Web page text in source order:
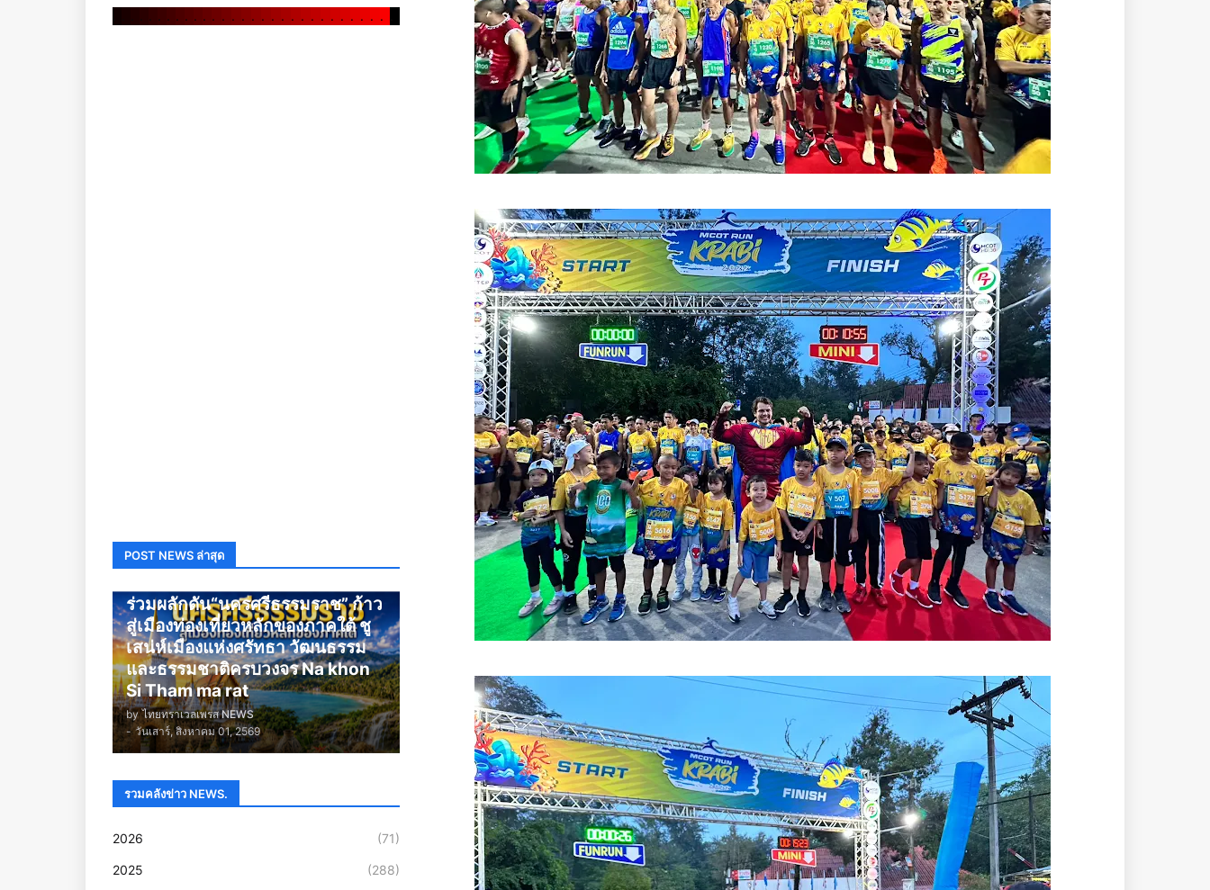
. . . . . . . . . . . . . . . . . . . . . . . . . .
POST NEWS ล่าสุด
ร่วมผลักดัน“นครศรีธรรมราช” ก้าว
สู่เมืองท่องเที่ยวหลักของภาคใต้ ชู
เสน่ห์เมืองแห่งศรัทธา วัฒนธรรม
และธรรมชาติครบวงจร Na khon
Si Tham ma rat
by ไทยทราเวลเพรส NEWS
- วันเสาร์, สิงหาคม 01, 2569
รวมคลังข่าว NEWS.
2026 (71)
2025 (288)